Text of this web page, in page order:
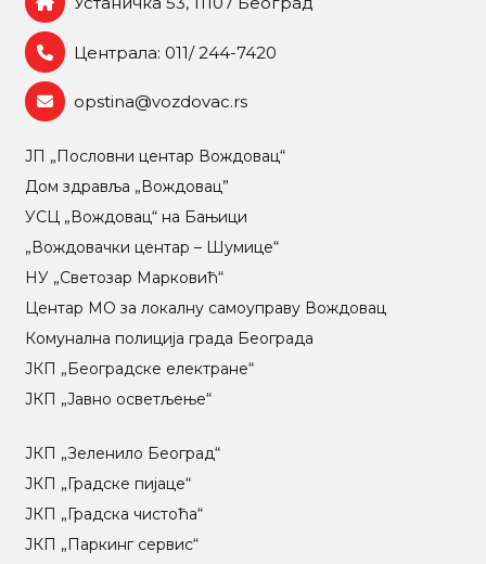
Централа: 011/ 244-7420
opstina@vozdovac.rs
ЈП „Пословни центар Вождовац“
Дом здравља „Вождовац”
УСЦ „Вождовац“ на Бањици
„Вождовачки центар – Шумице“
НУ „Светозар Марковић“
Центар МO за локалну самоуправу Вождовац
Комунална полиција града Београда
ЈКП „Београдске електране“
ЈКП „Јавно осветљење“
ЈКП „Зеленило Београд“
ЈКП „Градске пијаце“
ЈКП „Градска чистоћа“
ЈКП „Паркинг сервис“